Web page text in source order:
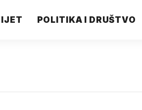
POLITIKA I DRUŠTVO